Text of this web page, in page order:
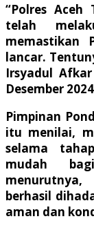
“Polres Aceh
telah
memastikan
lancar.
Irsyadul
Desember
Pimpinan
itu menilai,
selama
mudah
berhasil
aman dan